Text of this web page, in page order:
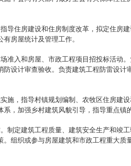
导住房建设和住房制度改革，拟定住房
房屋统计及管理工作。
准入和房屋、市政工程项目招投标活动
设计审查验收。负责建筑工程防雷设计
施，指导村镇规划编制、农牧区住房建
，加强乡村建筑风貌引导，指导重点镇
制定建筑工程质量、建筑安全生产和竣
组织或参与房屋建筑和市政工程重大质